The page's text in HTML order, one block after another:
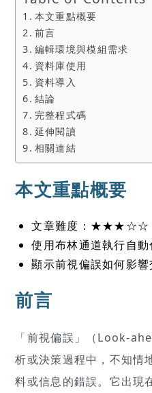
本文重點概要
前言
編輯環境與模組需求
資料庫使用
資料導入
結論
完整程式碼
延伸閱讀
相關連結
本文重點概要
文章難度：★★★☆☆
使用布林通道執行自動
顯示前視偏誤如何影
前言
「前視偏誤」（Look-
析或決策過程中，不知情
料或信息的錯誤。它出現